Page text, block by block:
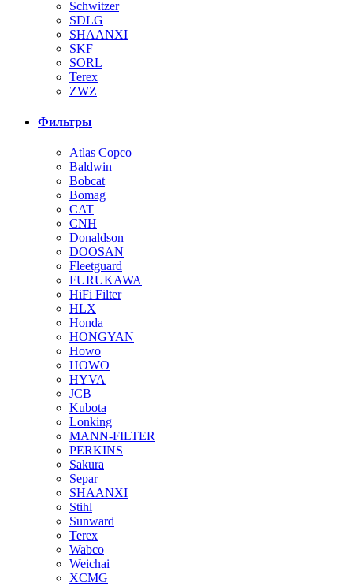
Schwitzer
SDLG
SHAANXI
SKF
SORL
Terex
ZWZ
Фильтры
Atlas Copco
Baldwin
Bobcat
Bomag
CAT
CNH
Donaldson
DOOSAN
Fleetguard
FURUKAWA
HiFi Filter
HLX
Honda
HONGYAN
Howo
HOWO
HYVA
JCB
Kubota
Lonking
MANN-FILTER
PERKINS
Sakura
Separ
SHAANXI
Stihl
Sunward
Terex
Wabco
Weichai
XCMG